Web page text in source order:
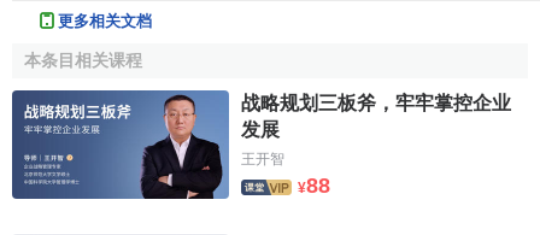
更多相关文档
本条目相关课程
战略规划三板斧，牢牢掌控企业
发展
王开智
¥88